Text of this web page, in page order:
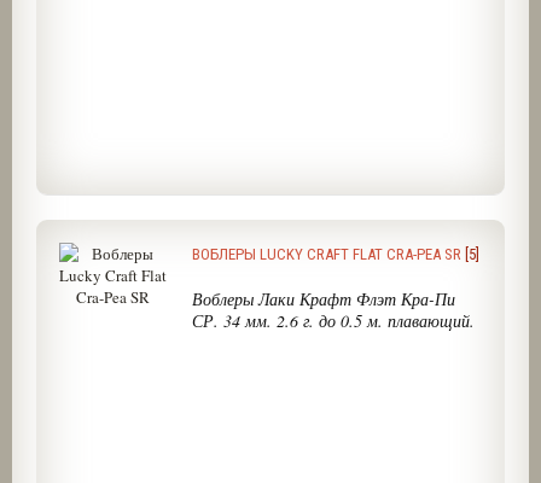
ВОБЛЕРЫ LUCKY CRAFT FLAT CRA-PEA SR [5]
Воблеры Лаки Крафт Флэт Кра-Пи
СР. 34 мм. 2.6 г. до 0.5 м. плавающий.